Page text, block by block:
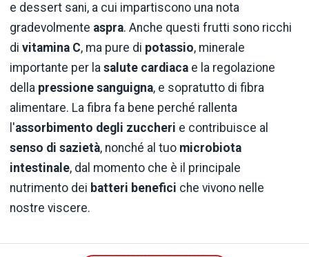
e dessert sani, a cui impartiscono una nota
gradevolmente aspra. Anche questi frutti sono ricchi
di vitamina C, ma pure di potassio, minerale
importante per la salute cardiaca e la regolazione
della pressione sanguigna, e sopratutto di fibra
alimentare. La fibra fa bene perché rallenta
l'assorbimento degli zuccheri e contribuisce al
senso di sazietà, nonché al tuo microbiota
intestinale, dal momento che è il principale
nutrimento dei batteri benefici che vivono nelle
nostre viscere.